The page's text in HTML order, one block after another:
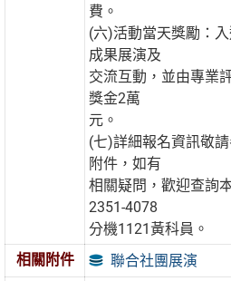
費。
(六)活動當天獎勵：
成果展演及
交流互動，並由專業
獎金2萬
元。
(七)詳細報名資訊敬
附件，如有
相關疑問，歡迎查詢
2351-4078
分機1121黃科員。
相關附件
聯合社團展演